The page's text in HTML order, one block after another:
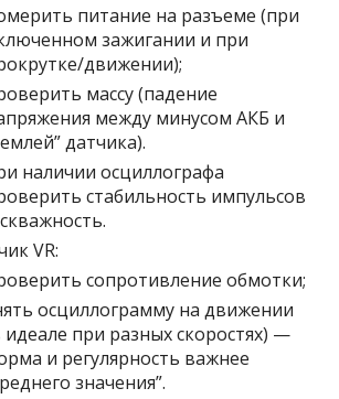
питание на разъеме (при
зажигании и при
движении);
массу (падение
между минусом АКБ и
датчика).
наличии осциллографа
стабильность импульсов
VR:
сопротивление обмотки;
осциллограмму на движении
идеале при разных скоростях) —
и регулярность важнее
значения”.